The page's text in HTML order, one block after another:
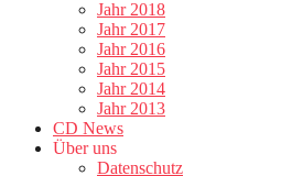
Jahr 2018
Jahr 2017
Jahr 2016
Jahr 2015
Jahr 2014
Jahr 2013
CD News
Über uns
Datenschutz